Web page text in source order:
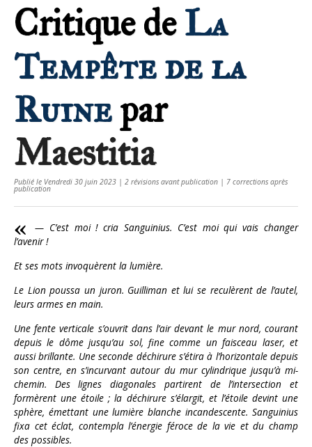
Critique deLa
Tempête de la
Ruinepar
Maestitia
Publié le Vendredi 30 juin 2023 | 2 révisions avant publication | 7 corrections après
publication
— C’est moi ! cria Sanguinius. C’est moi qui vais changer
l’avenir !
Et ses mots invoquèrent la lumière.
Le Lion poussa un juron. Guilliman et lui se reculèrent de l’autel,
leurs armes en main.
Une fente verticale s’ouvrit dans l’air devant le mur nord, courant
depuis le dôme jusqu’au sol, fine comme un faisceau laser, et
aussi brillante. Une seconde déchirure s’étira à l’horizontale depuis
son centre, en s’incurvant autour du mur cylindrique jusqu’à mi-
chemin. Des lignes diagonales partirent de l’intersection et
formèrent une étoile ; la déchirure s’élargit, et l’étoile devint une
sphère, émettant une lumière blanche incandescente. Sanguinius
fixa cet éclat, contempla l’énergie féroce de la vie et du champ
des possibles.